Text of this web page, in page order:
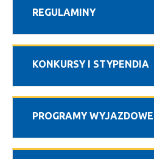
REGULAMINY
KONKURSY I STYPENDIA
PROGRAMY WYJAZDOWE